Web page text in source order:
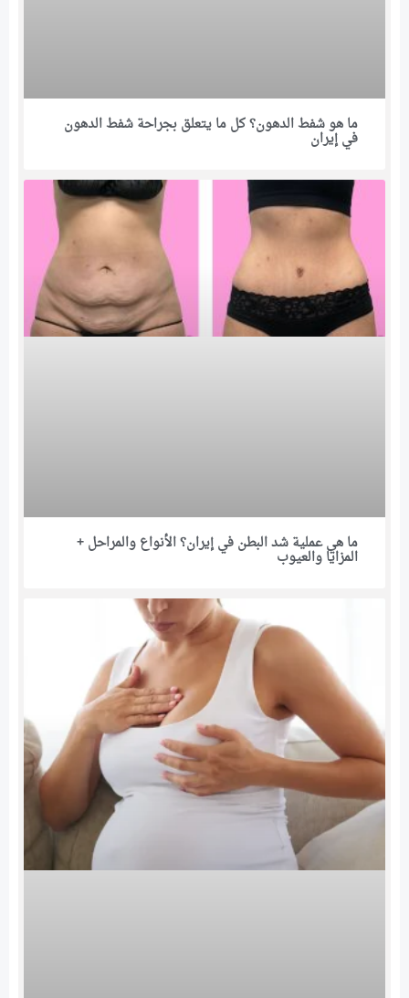
ما هو شفط الدهون؟ كل ما يتعلق بجراحة شفط الدهون
في إيران
ما هي عملية شد البطن في إيران؟ الأنواع والمراحل +
المزايا والعيوب